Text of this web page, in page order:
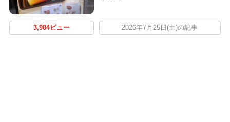
3,984ビュー 2026年7月25日(土)の記事